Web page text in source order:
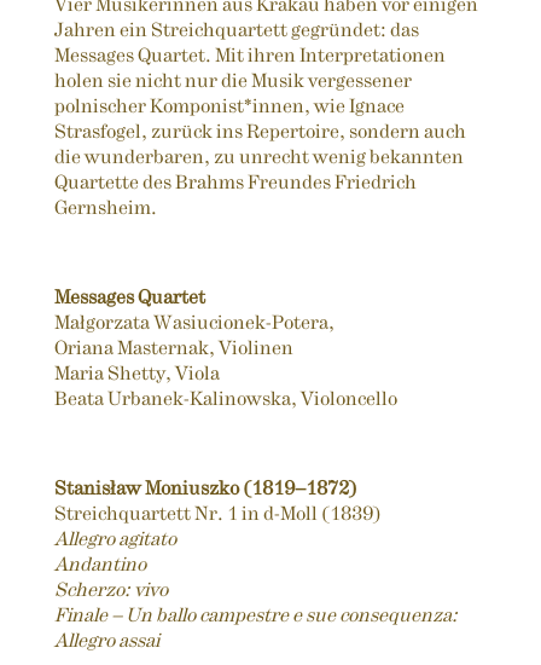
Vier Musikerinnen aus Krakau haben vor einigen
Jahren ein Streichquartett gegründet: das
Messages Quartet. Mit ihren Interpretationen
holen sie nicht nur die Musik vergessener
polnischer Komponist*innen, wie Ignace
Strasfogel, zurück ins Repertoire, sondern auch
die wunderbaren, zu unrecht wenig bekannten
Quartette des Brahms Freundes Friedrich
Gernsheim.
Messages Quartet
Małgorzata Wasiucionek-Potera,
Oriana Masternak, Violinen
Maria Shetty, Viola
Beata Urbanek-Kalinowska, Violoncello
Stanisław Moniuszko (1819–1872)
Streichquartett Nr. 1 in d-Moll (1839)
Allegro agitato
Andantino
Scherzo: vivo
Finale – Un ballo campestre e sue consequenza:
Allegro assai